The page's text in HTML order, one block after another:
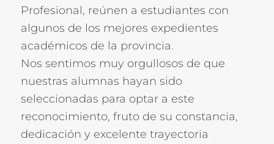
Profesional, reúnen a estudiantes con
algunos de los mejores expedientes
académicos de la provincia.
Nos sentimos muy orgullosos de que
nuestras alumnas hayan sido
seleccionadas para optar a este
reconocimiento, fruto de su constancia,
dedicación y excelente trayectoria